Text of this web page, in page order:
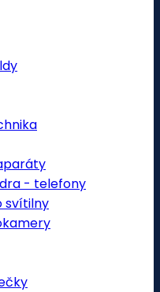
- telefony
svítilny